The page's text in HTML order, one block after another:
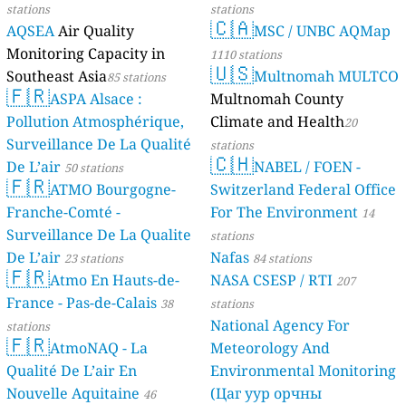
stations
AQSEAAir Quality
Monitoring Capacity in
Southeast Asia85 stations
🇫🇷ASPA Alsace :
Pollution Atmosphérique,
Surveillance De La Qualité
De L’air 50 stations
🇫🇷ATMO Bourgogne-
Franche-Comté -
Surveillance De La Qualite
De L’air 23 stations
🇫🇷Atmo En Hauts-de-
France - Pas-de-Calais 38
stations
🇫🇷AtmoNAQ - La
Qualité De L’air En
Nouvelle Aquitaine 46
stations
🇨🇦MSC / UNBC AQMap
1110 stations
🇺🇸Multnomah MULTCO
Multnomah County
Climate and Health20
stations
🇨🇭NABEL / FOEN -
Switzerland Federal Office
For The Environment 14
stations
Nafas 84 stations
NASA CSESP / RTI 207
stations
National Agency For
Meteorology And
Environmental Monitoring
(Цаг уур орчны